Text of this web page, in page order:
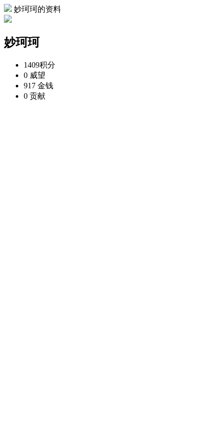
妙珂珂的资料
妙珂珂
1409积分
0 威望
917 金钱
0 贡献